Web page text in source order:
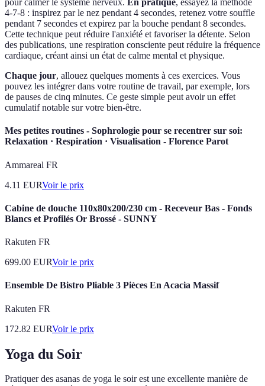
pour calmer le système nerveux. En pratique, essayez la méthode
4-7-8 : inspirez par le nez pendant 4 secondes, retenez votre souffle
pendant 7 secondes et expirez par la bouche pendant 8 secondes.
Cette technique peut réduire l'anxiété et favoriser la détente. Selon
des publications, une respiration consciente peut réduire la fréquence
cardiaque, créant ainsi un état de calme mental et physique.
Chaque jour, allouez quelques moments à ces exercices. Vous
pouvez les intégrer dans votre routine de travail, par exemple, lors
de pauses de cinq minutes. Ce geste simple peut avoir un effet
cumulatif notable sur votre bien-être.
Mes petites routines - Sophrologie pour se recentrer sur soi:
Relaxation · Respiration · Visualisation - Florence Parot
Ammareal FR
4.11 EURVoir le prix
Cabine de douche 110x80x200/230 cm - Receveur Bas - Fonds
Blancs et Profilés Or Brossé - SUNNY
Rakuten FR
699.00 EURVoir le prix
Ensemble De Bistro Pliable 3 Pièces En Acacia Massif
Rakuten FR
172.82 EURVoir le prix
Yoga du Soir
Pratiquer des asanas de yoga le soir est une excellente manière de